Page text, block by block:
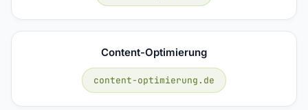
Content-Optimierung
content-optimierung.de